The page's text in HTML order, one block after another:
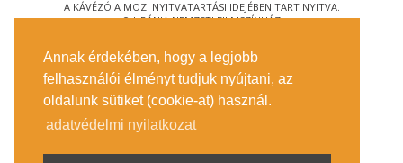
Annak érdekében, hogy a legjobb
felhasználói élményt tudjuk nyújtani, az
oldalunk sütiket (cookie-at) használ.
adatvédelmi nyilatkozat
A KÁVÉZÓ A MOZI NYITVATARTÁSI IDEJÉBEN TART NYITVA.
© URÁNIA NEMZETI FILMSZÍNHÁZ
1088 BUDAPEST, RÁKÓCZI ÚT 21.
MEGKÖZELÍTÉS
JEGYINFORMÁCIÓ
ÍRJON NEKÜNK!
KÖZÉRDEKŰ ADATOK